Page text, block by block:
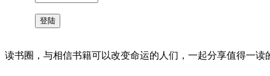
读书圈，与相信书籍可以改变命运的人们，一起分享值得一读